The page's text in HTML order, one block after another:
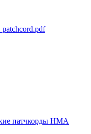
патчкорды HMA